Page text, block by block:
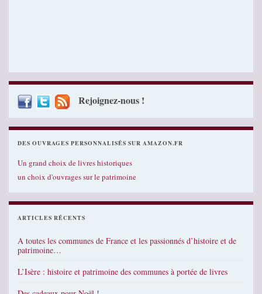
Rejoignez-nous !
DES OUVRAGES PERSONNALISÉS SUR AMAZON.FR
Un grand choix de livres historiques
un choix d'ouvrages sur le patrimoine
ARTICLES RÉCENTS
A toutes les communes de France et les passionnés d’histoire et de
patrimoine…
L’Isère : histoire et patrimoine des communes à portée de livres